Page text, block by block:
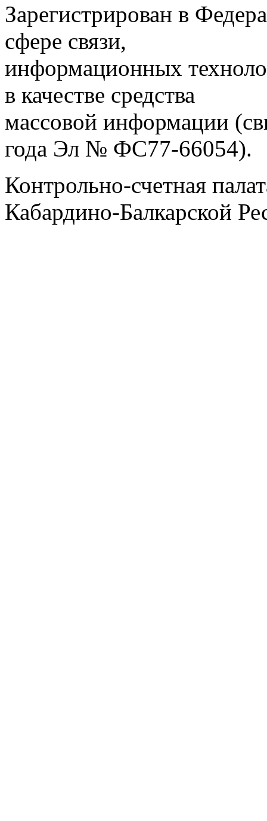
Зарегистрирован в
сфере связи,
информационных
в качестве средства
массовой информации
года Эл № ФС77-66054).
Контрольно-счетная
Кабардино-Балкарской